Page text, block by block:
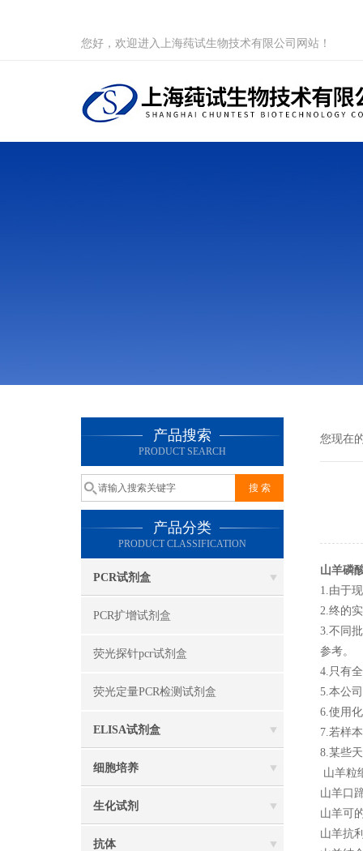
您好，欢迎进入上海莼试生物技术有限公司网站！
产品搜索
PRODUCT SEARCH
产品分类
PRODUCT CLASSIFICATION
PCR试剂盒
PCR扩增试剂盒
荧光探针pcr试剂盒
荧光定量PCR检测试剂盒
ELISA试剂盒
细胞培养
生化试剂
抗体
您现在
山羊磷
1.由于
2.终的
3.不同
参考。
4.只有
5.本公
6.使用
7.若样
8.某些
山羊粒
山羊口
山羊可
山羊抗